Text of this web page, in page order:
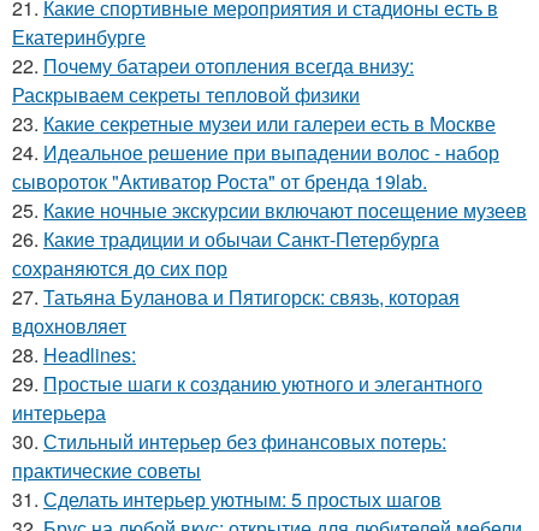
21. Какие спортивные мероприятия и стадионы есть в
Екатеринбурге
22. Почему батареи отопления всегда внизу:
Раскрываем секреты тепловой физики
23. Какие секретные музеи или галереи есть в Москве
24. Идеальное решение при выпадении волос - набор
сывороток "Активатор Роста" от бренда 19lab.
25. Какие ночные экскурсии включают посещение музеев
26. Какие традиции и обычаи Санкт-Петербурга
сохраняются до сих пор
27. Татьяна Буланова и Пятигорск: связь, которая
вдохновляет
28. Headlines:
29. Простые шаги к созданию уютного и элегантного
интерьера
30. Стильный интерьер без финансовых потерь:
практические советы
31. Сделать интерьер уютным: 5 простых шагов